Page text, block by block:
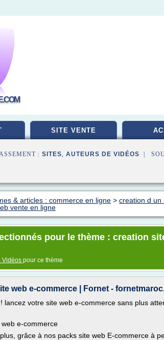
SITE VENTE
: SITES, AUTEURS DE VIDÉOS |
& articles : commerce en ligne > creation d un
vente en ligne
pour le thème : creation
Vidéos pour ce thème
web e-commerce | Fornet -
lancez votre site web e-commerce sans plus
e-commerce
grâce à nos packs site web E-commerce à